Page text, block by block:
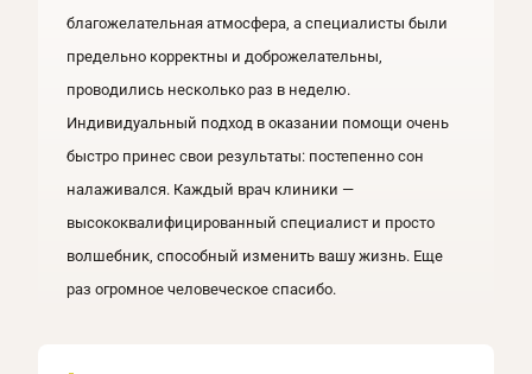
благожелательная атмосфера, а специалисты были
предельно корректны и доброжелательны,
проводились несколько раз в неделю.
Индивидуальный подход в оказании помощи очень
быстро принес свои результаты: постепенно сон
налаживался. Каждый врач клиники —
высококвалифицированный специалист и просто
волшебник, способный изменить вашу жизнь. Еще
раз огромное человеческое спасибо.